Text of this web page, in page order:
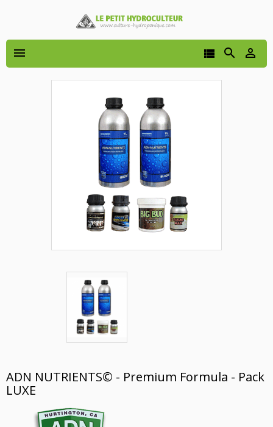
 


ADN NUTRIENTS© - Premium Formula - Pack
LUXE